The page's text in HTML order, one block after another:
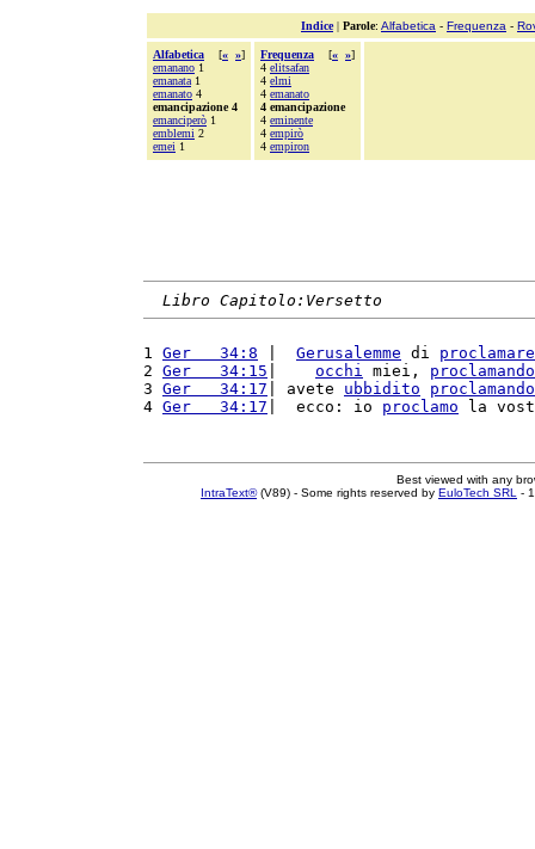
Indice| Parole: Alfabetica - Frequenza -
Alfabetica [« »]
emanano 1
emanata 1
emanato 4
emancipazione 4
emanciperò 1
emblemi 2
emei 1
Frequenza [« »]
4 elitsafan
4 elmi
4 emanato
4 emancipazione
4 eminente
4 empirò
4 empiron
Libro Capitolo:Versetto
1 Ger   34:8 Gerusalemme di proclamare
2 Ger   34:15 occhi miei, proclamando
3 Ger   34:17 | avete ubbidito
proclamando
4 Ger   34:17 |  ecco: io proclamo la
Best viewed with any
IntraText®(V89) - Some rights reserved by EuloTech SRL -